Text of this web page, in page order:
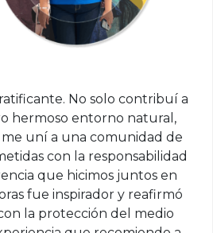
No solo contribuí a
hermoso entorno natural,
uní a una comunidad de
con la responsabilidad
que hicimos juntos en
fue inspirador y reafirmó
la protección del medio